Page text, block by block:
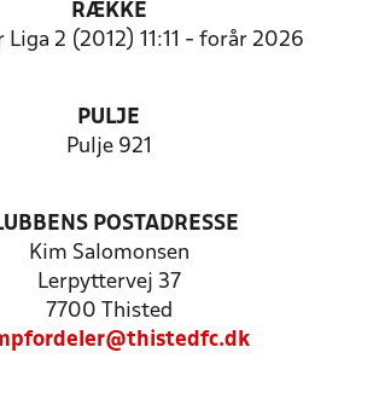
RÆKKE
Liga 2 (2012) 11:11 - forår 2026
PULJE
Pulje 921
POSTADRESSE
Kim Salomonsen
Lerpyttervej 37
7700 Thisted